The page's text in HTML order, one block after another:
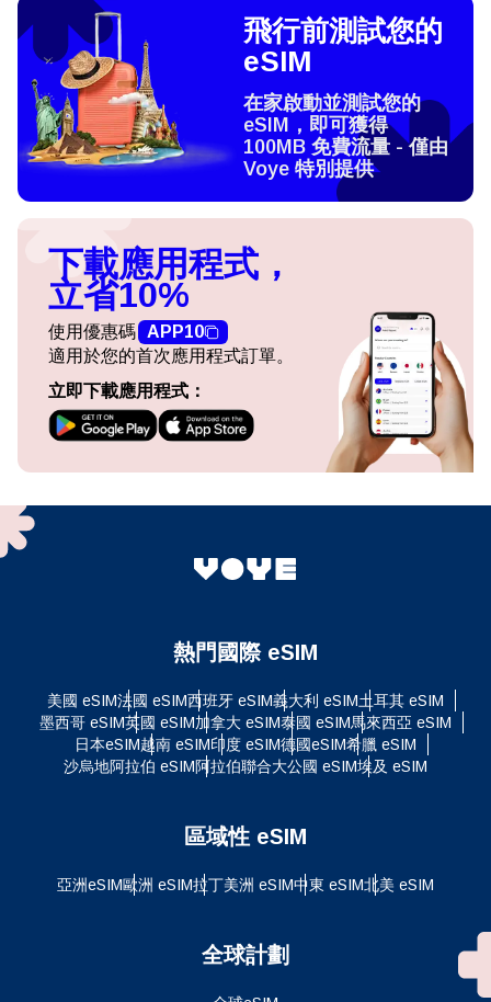
飛行前測試您的
eSIM
在家啟動並測試您的
eSIM，即可獲得
100MB 免費流量 - 僅由
Voye 特別提供
下載應用程式，
立省10%
使用優惠碼 APP10
適用於您的首次應用程式訂單。
立即下載應用程式：
熱門國際 eSIM
美國 eSIM法國 eSIM西班牙 eSIM義大利 eSIM土耳其 eSIM
墨西哥 eSIM英國 eSIM加拿大 eSIM泰國 eSIM馬來西亞 eSIM
日本eSIM越南 eSIM印度 eSIM德國eSIM希臘 eSIM
沙烏地阿拉伯 eSIM阿拉伯聯合大公國 eSIM埃及 eSIM
區域性 eSIM
亞洲eSIM歐洲 eSIM拉丁美洲 eSIM中東 eSIM北美 eSIM
全球計劃